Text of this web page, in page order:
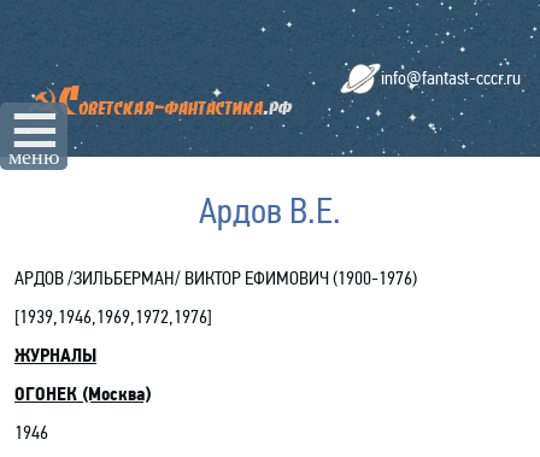
☰
меню
info@fantast-cccr.ru
Ардов В.Е.
АРДОВ /ЗИЛЬБЕРМАН/ ВИКТОР ЕФИМОВИЧ (1900-1976)
[1939,1946,1969,1972,1976]
ЖУРНАЛЫ
ОГОНЕК (Москва)
1946